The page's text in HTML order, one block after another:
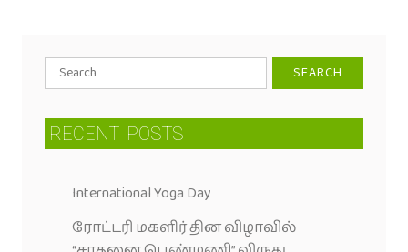
RECENT POSTS
International Yoga Day
ரோட்டரி மகளிர் தின விழாவில்